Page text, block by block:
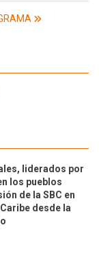
liderados por
los pueblos
de la SBC en
desde la